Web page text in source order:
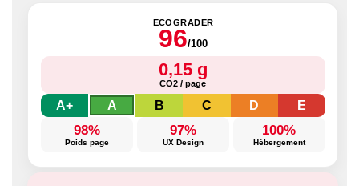
ECOGRADER
96/100
0,15 g
CO2 / page
A+ A B C D E
98%
Poids page
97%
UX Design
100%
Hébergement